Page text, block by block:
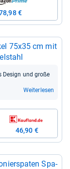
€
75x35 cm mit
Design und große
Weiterlesen
46,90 €
Spa­